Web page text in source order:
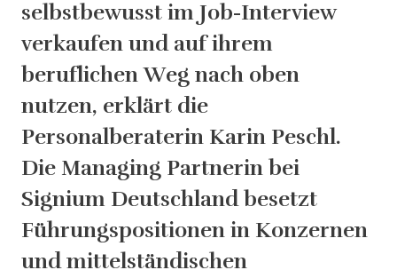
selbstbewusst im Job-Interview
verkaufen und auf ihrem
beruflichen Weg nach oben
nutzen, erklärt die
Personalberaterin Karin Peschl.
Die Managing Partnerin bei
Signium Deutschland besetzt
Führungspositionen in Konzernen
und mittelständischen